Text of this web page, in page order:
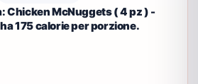
Chicken McNuggets ( 4 pz ) -
175 calorie per porzione.